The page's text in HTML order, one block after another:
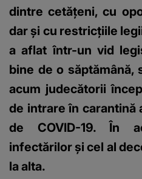
dintre cetățeni, cu
dar și cu restricțiile
a aflat într-un vid
bine de o săptămână,
acum judecătorii
de intrare în
de COVID-19. În
infectărilor și cel al
la alta.